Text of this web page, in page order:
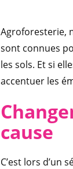
Agroforesterie,
sont connues
les sols. Et si
accentuer les
cause
C’est lors d’un